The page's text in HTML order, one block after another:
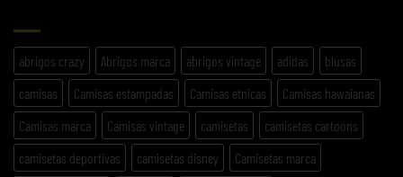
abrigos crazy Abrigos marca abrigos vintage adidas
blusas
camisas
Camisas estampadas Camisas etnicas
Camisas hawaianas
Camisas marca
Camisas vintage camisetas
camisetas cartoons
camisetas deportivas
camisetas disney
Camisetas marca